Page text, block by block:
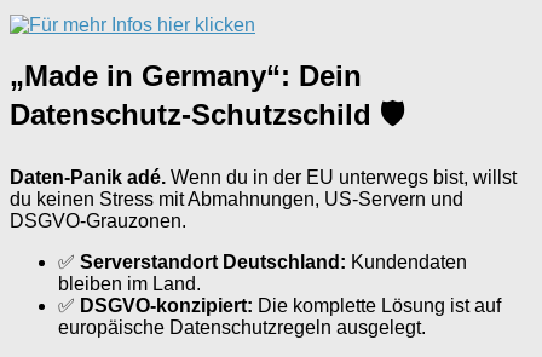
„Made in Germany“: Dein
Datenschutz-Schutzschild 🛡
Daten-Panik adé. Wenn du in der EU unterwegs bist, willst
du keinen Stress mit Abmahnungen, US-Servern und
DSGVO-Grauzonen.
✅ Serverstandort Deutschland: Kundendaten
bleiben im Land.
✅ DSGVO-konzipiert: Die komplette Lösung ist auf
europäische Datenschutzregeln ausgelegt.